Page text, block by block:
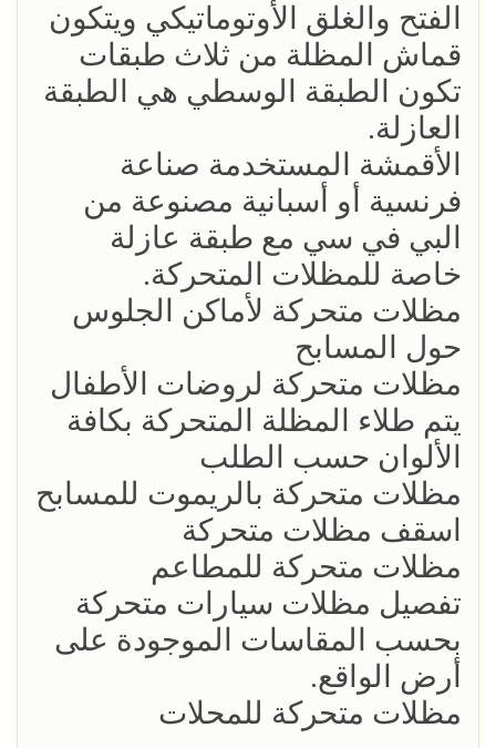
الفتح والغلق الأوتوماتيكي ويتكون
قماش المظلة من ثلاث طبقات
تكون الطبقة الوسطي هي الطبقة
العازلة.
الأقمشة المستخدمة صناعة
فرنسية أو أسبانية مصنوعة من
البي في سي مع طبقة عازلة
خاصة للمظلات المتحركة.
مظلات متحركة لأماكن الجلوس
حول المسابح
مظلات متحركة لروضات الأطفال
يتم طلاء المظلة المتحركة بكافة
الألوان حسب الطلب
مظلات متحركة بالريموت للمسابح
اسقف مظلات متحركة
مظلات متحركة للمطاعم
تفصيل مظلات سيارات متحركة
بحسب المقاسات الموجودة على
أرض الواقع.
مظلات متحركة للمحلات